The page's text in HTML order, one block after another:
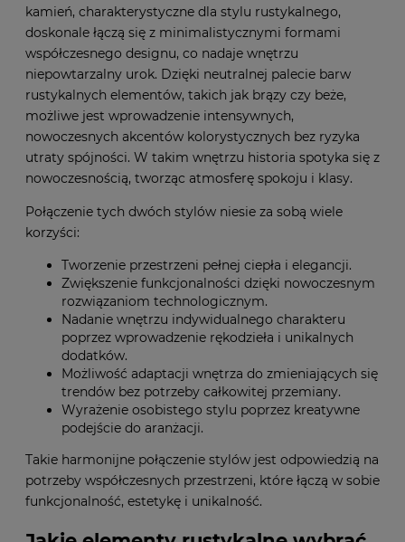
kamień, charakterystyczne dla stylu rustykalnego,
doskonale łączą się z minimalistycznymi formami
współczesnego designu, co nadaje wnętrzu
niepowtarzalny urok. Dzięki neutralnej palecie barw
rustykalnych elementów, takich jak brązy czy beże,
możliwe jest wprowadzenie intensywnych,
nowoczesnych akcentów kolorystycznych bez ryzyka
utraty spójności. W takim wnętrzu historia spotyka się z
nowoczesnością, tworząc atmosferę spokoju i klasy.
Połączenie tych dwóch stylów niesie za sobą wiele
korzyści:
Tworzenie przestrzeni pełnej ciepła i elegancji.
Zwiększenie funkcjonalności dzięki nowoczesnym
rozwiązaniom technologicznym.
Nadanie wnętrzu indywidualnego charakteru
poprzez wprowadzenie rękodzieła i unikalnych
dodatków.
Możliwość adaptacji wnętrza do zmieniających się
trendów bez potrzeby całkowitej przemiany.
Wyrażenie osobistego stylu poprzez kreatywne
podejście do aranżacji.
Takie harmonijne połączenie stylów jest odpowiedzią na
potrzeby współczesnych przestrzeni, które łączą w sobie
funkcjonalność, estetykę i unikalność.